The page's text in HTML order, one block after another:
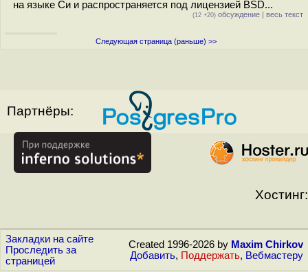
на языке Си и распространяется под лицензией BSD...
(12 +20) обсуждение | весь текст
Следующая страница (раньше) >>
Партнёры:
Хостинг:
Закладки на сайте
Проследить за
страницей
Created 1996-2026 by Maxim Chirkov
Добавить, Поддержать, Вебмастеру